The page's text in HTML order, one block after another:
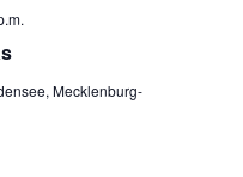
Mecklenburg-